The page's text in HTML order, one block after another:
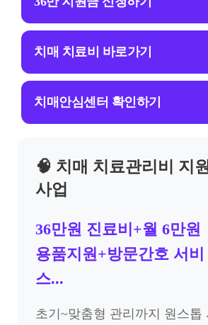
치매 치료비 바로가기
치매안심센터 확인하기
🧠 치매 치료관리비 지
사업
36만원 진료비+월 6만원
용품지원+방문간호 서비
스...
초기~맞춤형 관리까지 원스톱